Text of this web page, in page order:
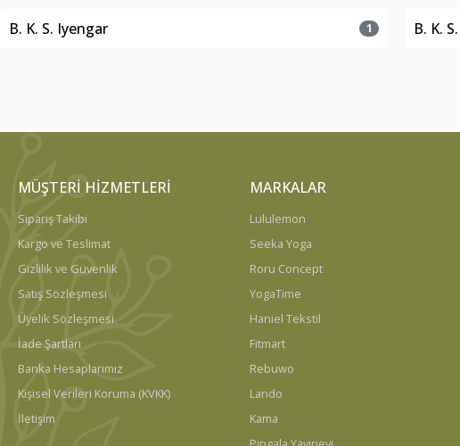
B. K. S. Iyengar 1 B. K.
MÜŞTERI HIZMETLERI
Sipariş Takibi
Kargo ve Teslimat
Gizlilik ve Güvenlik
Satış Sözleşmesi
Üyelik Sözleşmesi
İade Şartları
Banka Hesaplarımız
Kişisel Verileri Koruma (KVKK)
İletişim
MARKALAR
Lululemon
Seeka Yoga
Roru Concept
YogaTime
Haniel Tekstil
Fitmart
Rebuwo
Lando
Kama